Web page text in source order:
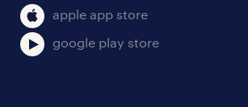
bruto-netto calculator
apple app store
google play store